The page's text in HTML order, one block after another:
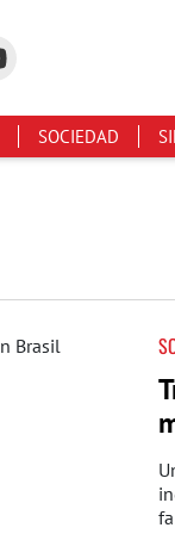
SOCIEDAD